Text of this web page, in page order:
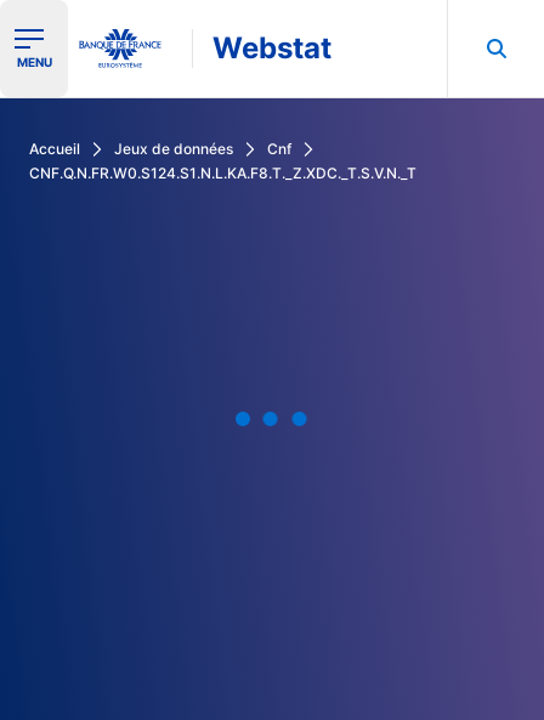
Ouvrir le menu de navigation
MENU Webstat
Accueil Jeux de données
Cnf
CNF.Q.N.FR.W0.S124.S1.N.L.KA.F8.T._Z.XDC._T.S.V.N._T